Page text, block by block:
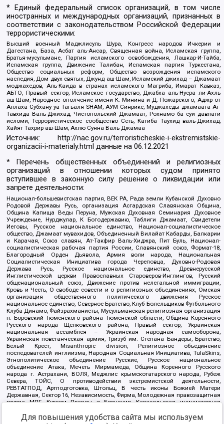
* Единый федеральный список организаций, в том числе
иностранных и международных организаций, признанных в
соответствии с законодательством Российской Федерации
террористическими:
Высший военный Маджлисуль Шура, Конгресс народов Ичкерии и
Дагестана, База, Асбат аль-Ансар, Священная война, Исламская группа,
Братья-мусульмане, Партия исламского освобождения, Лашкар-И-Тайба,
Исламская группа, Движение Талибан, Исламская партия Туркестана,
Общество социальных реформ, Общество возрождения исламского
наследия, Дом двух святых, Джунд аш-Шам, Исламский джихад – Джамаат
моджахедов, Аль-Каида в странах исламского Магриба, Имарат Кавказ,
АБТО, Правый сектор, Исламское государство, Джабха аль-Нусра ли-Ахль
аш-Шам, Народное ополчение имени К. Минина и Д. Пожарского, Аджр от
Аллаха Субхану уа Тагьаля SHAM, АУМ Синрике, Муджахеды джамаата Ат-
Тавхида Валь-Джихад, Чистопольский Джамаат, Рохнамо ба суи давлати
исломи, Террористическое сообщество Сеть, Катиба Таухид валь-Джихад,
Хайят Тахрир аш-Шам, Ахлю Сунна Валь Джамаа
Источник:
http://nac.gov.ru/terroristicheskie-i-ekstremistskie-
organizacii-i-materialy.html данные на06.12.2021
* Перечень общественных объединений и религиозных
организаций в отношении которых судом принято
вступившее в законную силу решение о ликвидации или
запрете деятельности:
Национал-большевистская партия, ВЕК РА, Рада земли Кубанской Духовно
Родовой Державы Русь, организация Асгардская Славянская Община,
Община Капища Веды Перуна, Мужская Духовная Семинария Духовное
Учреждение, Нурджулар, К Богодержавию, Таблиги Джамаат, Свидетели
Иеговы, Русское национальное единство, Национал-социалистическое
общество, Джамаат мувахидов, Объединенный Вилайат Кабарды, Балкарии
и Карачая, Союз славян, Ат-Такфир Валь-Хиджра, Пит Буль, Национал-
социалистическая рабочая партия России, Славянский союз, Формат-18,
Благородный Орден Дьявола, Армия воли народа, Национальная
Социалистическая Инициатива города Череповца, Духовно-Родовая
Держава Русь, Русское национальное единство, Древнерусской
Инглистической церкви Православных Староверов-Инглингов, Русский
общенациональный союз, Движение против нелегальной иммиграции,
Кровь и Честь, О свободе совести и о религиозных объединениях, Омская
организация общественного политического движения Русское
национальное единство, Северное Братство, Клуб Болельщиков Футбольного
Клуба Динамо, Файзрахманисты, Мусульманская религиозная организация
п. Боровский Тюменского района Тюменской области, Община Коренного
Русского народа Щелковского района, Правый сектор, Украинская
национальная ассамблея – Украинская народная самооборона,
Украинская повстанческая армия, Тризуб им. Степана Бандеры, Братство,
Белый Крест, Misanthropic division, Религиозное объединение
последователей инглиизма, Народная Социальная Инициатива, TulaSkins,
Этнополитическое объединение Русские, Русское национальное
объединение Атака, Мечеть Мирмамеда, Община Коренного Русского
народа г. Астрахани, ВОЛЯ, Меджлис крымскотатарского народа, Рубеж
Севера, ТОЙС, О противодействии экстремистской деятельности,
РЕВТАТПОД, Артподготовка, Штольц, В честь иконы Божией Матери
Державная, Сектор 16, Независимость, Фирма, Молодежная правозащитная
группа МПГ, Курсом Правды и Единения, Каракольская инициативная
Благотворительный пансионат Ак Умут, Русская республика Русь,
Для повышения удобства сайта мы используем